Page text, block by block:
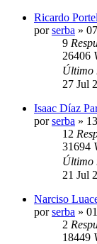
Ricardo
porserba »
9
26406
Último
27 Jul
Isaac Díaz
porserba »
12
31694
Último
21 Jul
Narciso
porserba »
2
18449